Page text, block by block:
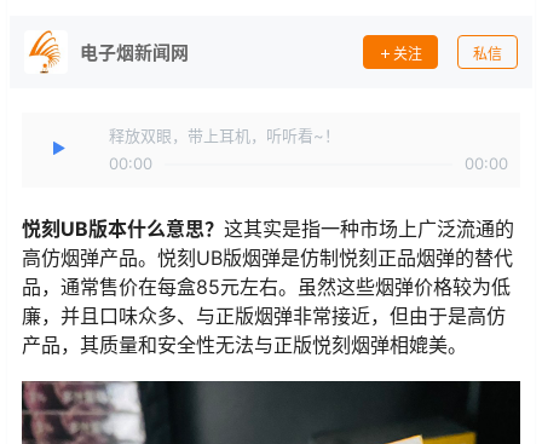
电子烟新闻网 关注 私信
释放双眼，带上耳机，听听看~！
00:00
00:00
悦刻UB版本什么意思？ 这其实是指一种市场上广泛流通的
高仿烟弹产品。悦刻UB版烟弹是仿制悦刻正品烟弹的替代
品，通常售价在每盒85元左右。虽然这些烟弹价格较为低
廉，并且口味众多、与正版烟弹非常接近，但由于是高仿
产品，其质量和安全性无法与正版悦刻烟弹相媲美。